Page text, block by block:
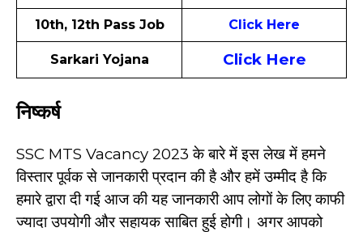
10th, 12th Pass Job Click Here
Sarkari Yojana Click Here
निष्कर्ष
SSC MTS Vacancy 2023 के बारे में इस लेख में हमने
विस्तार पूर्वक से जानकारी प्रदान की है और हमें उम्मीद है कि
हमारे द्वारा दी गई आज की यह जानकारी आप लोगों के लिए काफी
ज्यादा उपयोगी और सहायक साबित हुई होगी। अगर आपको